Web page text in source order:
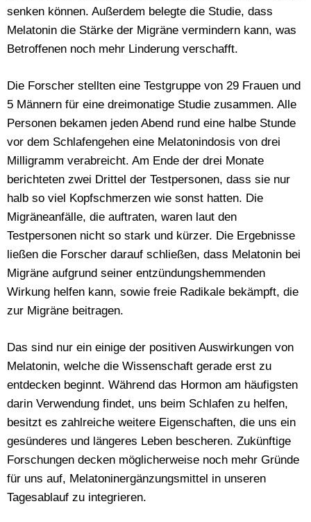
senken können. Außerdem belegte die Studie, dass
Melatonin die Stärke der Migräne vermindern kann, was
Betroffenen noch mehr Linderung verschafft.
Die Forscher stellten eine Testgruppe von 29 Frauen und
5 Männern für eine dreimonatige Studie zusammen. Alle
Personen bekamen jeden Abend rund eine halbe Stunde
vor dem Schlafengehen eine Melatonindosis von drei
Milligramm verabreicht. Am Ende der drei Monate
berichteten zwei Drittel der Testpersonen, dass sie nur
halb so viel Kopfschmerzen wie sonst hatten. Die
Migräneanfälle, die auftraten, waren laut den
Testpersonen nicht so stark und kürzer. Die Ergebnisse
ließen die Forscher darauf schließen, dass Melatonin bei
Migräne aufgrund seiner entzündungshemmenden
Wirkung helfen kann, sowie freie Radikale bekämpft, die
zur Migräne beitragen.
Das sind nur ein einige der positiven Auswirkungen von
Melatonin, welche die Wissenschaft gerade erst zu
entdecken beginnt. Während das Hormon am häufigsten
darin Verwendung findet, uns beim Schlafen zu helfen,
besitzt es zahlreiche weitere Eigenschaften, die uns ein
gesünderes und längeres Leben bescheren. Zukünftige
Forschungen decken möglicherweise noch mehr Gründe
für uns auf, Melatoninergänzungsmittel in unseren
Tagesablauf zu integrieren.